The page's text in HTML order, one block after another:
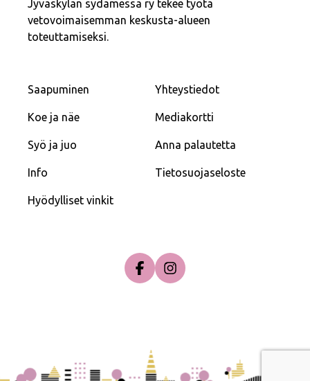
Jyväskylän sydämessä ry tekee työtä
vetovoimaisemman keskusta-alueen
toteuttamiseksi.
Saapuminen
Koe ja näe
Syö ja juo
Info
Hyödylliset vinkit
Yhteystiedot
Mediakortti
Anna palautetta
Tietosuojaseloste